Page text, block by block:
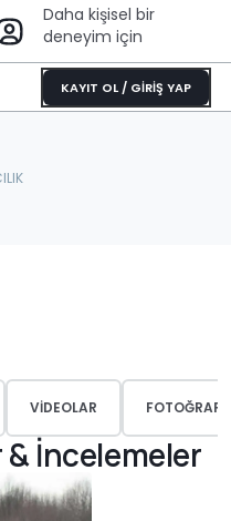
Daha kişisel bir
deneyim için
KAYIT OL / GİRİŞ YAP
VIDEOLAR
& İncelemeler